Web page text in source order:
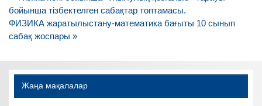
по
записям
бойынша тізбектелген сабақтар топтамасы.
ФИЗИКА жаратылыстану-математика бағыты 10 сынып
сабақ жоспары »
Жаңа мақалалар